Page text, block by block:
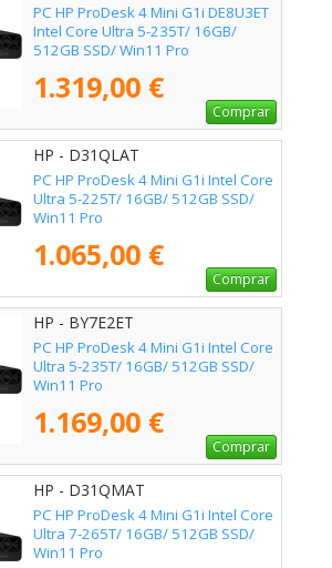
PC HP ProDesk 4 Mini G1i DE8U3ET
Intel Core Ultra 5-235T/ 16GB/
512GB SSD/ Win11 Pro
1.319,00 €
Comprar
HP - D31QLAT
PC HP ProDesk 4 Mini G1i Intel Core
Ultra 5-225T/ 16GB/ 512GB SSD/
Win11 Pro
1.065,00 €
Comprar
HP - BY7E2ET
PC HP ProDesk 4 Mini G1i Intel Core
Ultra 5-235T/ 16GB/ 512GB SSD/
Win11 Pro
1.169,00 €
Comprar
HP - D31QMAT
PC HP ProDesk 4 Mini G1i Intel Core
Ultra 7-265T/ 16GB/ 512GB SSD/
Win11 Pro